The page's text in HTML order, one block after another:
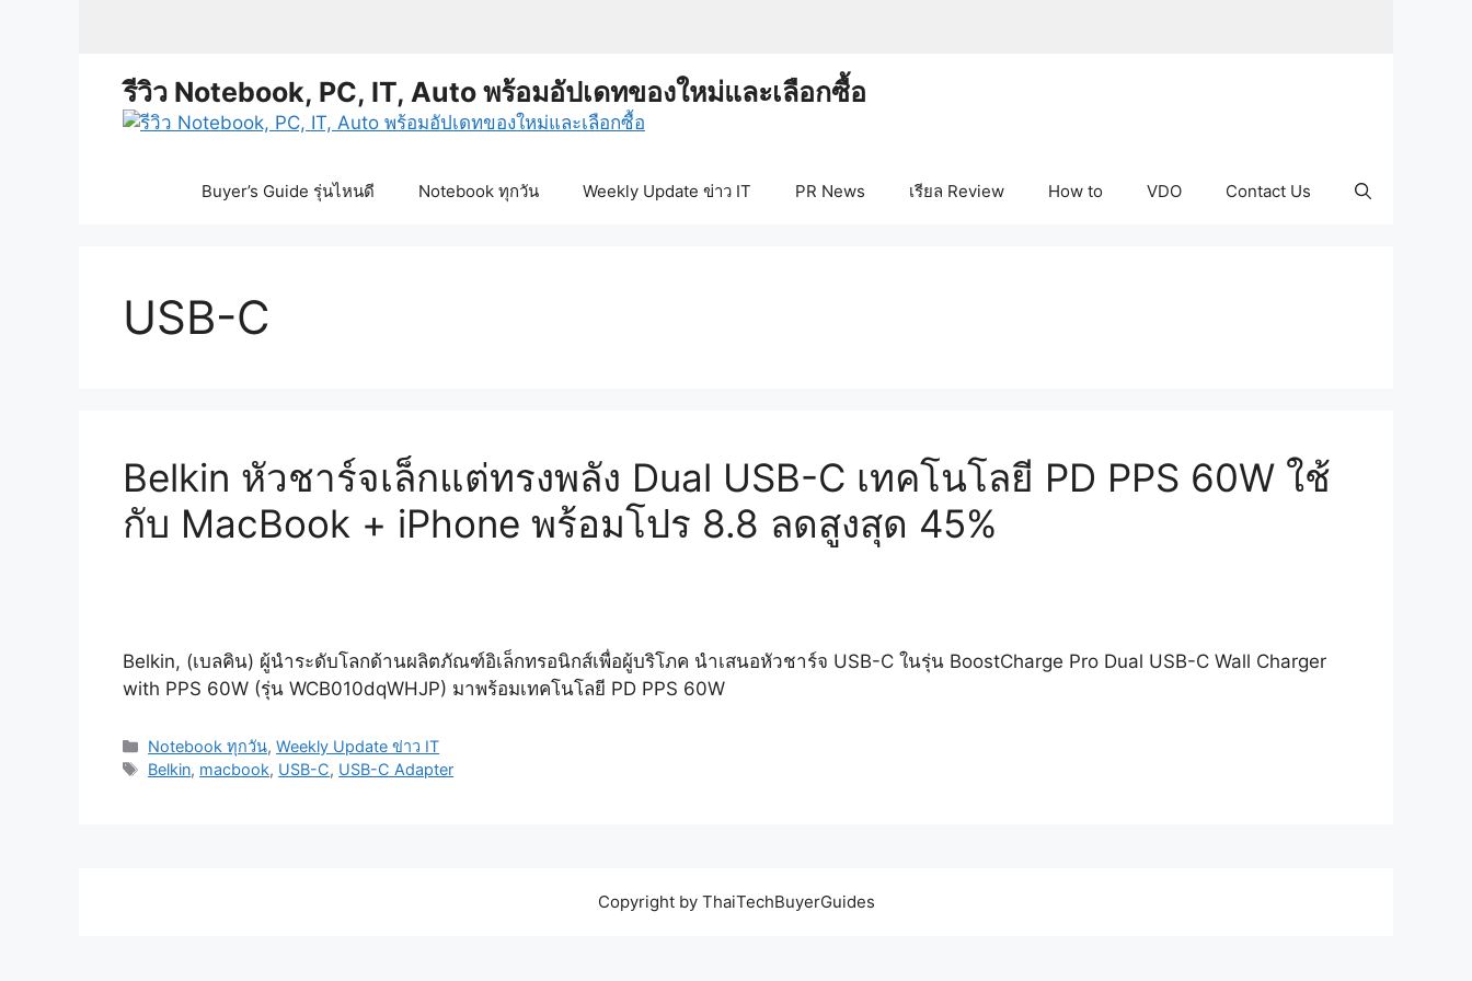
รีวิว Notebook, PC, IT, Auto พร้อมอัปเดทของใหม่และเลือกซื้อ
Buyer’s Guide รุ่นไหนดี Notebook ทุกวัน Weekly Update ข่าว IT PR News เรียล Review How to VDO Contact Us
USB-C
Belkin หัวชาร์จเล็กแต่ทรงพลัง Dual USB-C เทคโนโลยี PD PPS 60W ใช้
กับ MacBook + iPhone พร้อมโปร 8.8 ลดสูงสุด 45%
Belkin, (เบลคิน) ผู้นำระดับโลกด้านผลิตภัณฑ์อิเล็กทรอนิกส์เพื่อผู้บริโภค นำเสนอหัวชาร์จ USB-C ในรุ่น BoostCharge Pro Dual USB-C Wall Charger
with PPS 60W (รุ่น WCB010dqWHJP) มาพร้อมเทคโนโลยี PD PPS 60W
Categories
Notebook ทุกวัน,Weekly Update ข่าว IT
Tags
Belkin, macbook, USB-C, USB-C Adapter
Copyright by ThaiTechBuyerGuides